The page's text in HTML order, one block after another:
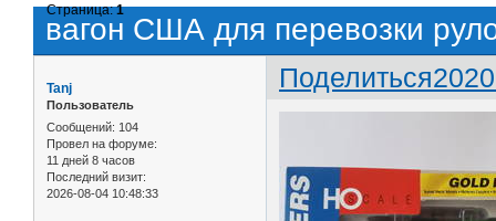
вагон США для перевозки
Страница:1
Поделиться
Tanj
Пользователь
Сообщений: 104
Провел на форуме:
11 дней 8 часов
Последний визит:
2026-08-04 10:48:33